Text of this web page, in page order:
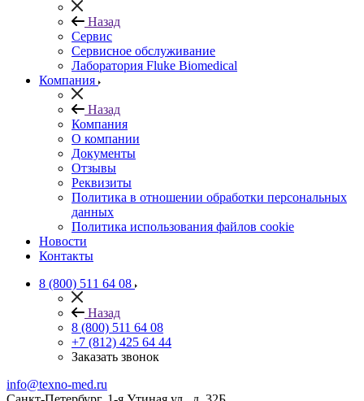
Назад
Сервис
Сервисное обслуживание
Лаборатория Fluke Biomedical
Компания
Назад
Компания
О компании
Документы
Отзывы
Реквизиты
Политика в отношении обработки персональных
данных
Политика использования файлов cookie
Новости
Контакты
8 (800) 511 64 08
Назад
8 (800) 511 64 08
+7 (812) 425 64 44
Заказать звонок
info@texno-med.ru